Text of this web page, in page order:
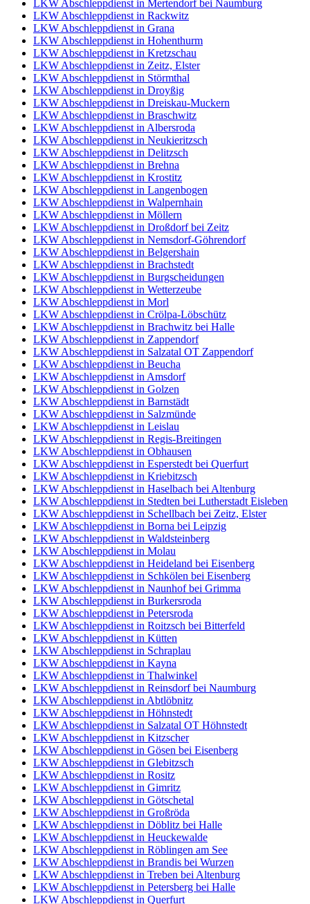
LKW Abschleppdienst in Mertendorf bei Naumburg
LKW Abschleppdienst in Rackwitz
LKW Abschleppdienst in Grana
LKW Abschleppdienst in Hohenthurm
LKW Abschleppdienst in Kretzschau
LKW Abschleppdienst in Zeitz, Elster
LKW Abschleppdienst in Störmthal
LKW Abschleppdienst in Droyßig
LKW Abschleppdienst in Dreiskau-Muckern
LKW Abschleppdienst in Braschwitz
LKW Abschleppdienst in Albersroda
LKW Abschleppdienst in Neukieritzsch
LKW Abschleppdienst in Delitzsch
LKW Abschleppdienst in Brehna
LKW Abschleppdienst in Krostitz
LKW Abschleppdienst in Langenbogen
LKW Abschleppdienst in Walpernhain
LKW Abschleppdienst in Möllern
LKW Abschleppdienst in Droßdorf bei Zeitz
LKW Abschleppdienst in Nemsdorf-Göhrendorf
LKW Abschleppdienst in Belgershain
LKW Abschleppdienst in Brachstedt
LKW Abschleppdienst in Burgscheidungen
LKW Abschleppdienst in Wetterzeube
LKW Abschleppdienst in Morl
LKW Abschleppdienst in Crölpa-Löbschütz
LKW Abschleppdienst in Brachwitz bei Halle
LKW Abschleppdienst in Zappendorf
LKW Abschleppdienst in Salzatal OT Zappendorf
LKW Abschleppdienst in Beucha
LKW Abschleppdienst in Amsdorf
LKW Abschleppdienst in Golzen
LKW Abschleppdienst in Barnstädt
LKW Abschleppdienst in Salzmünde
LKW Abschleppdienst in Leislau
LKW Abschleppdienst in Regis-Breitingen
LKW Abschleppdienst in Obhausen
LKW Abschleppdienst in Esperstedt bei Querfurt
LKW Abschleppdienst in Kriebitzsch
LKW Abschleppdienst in Haselbach bei Altenburg
LKW Abschleppdienst in Stedten bei Lutherstadt Eisleben
LKW Abschleppdienst in Schellbach bei Zeitz, Elster
LKW Abschleppdienst in Borna bei Leipzig
LKW Abschleppdienst in Waldsteinberg
LKW Abschleppdienst in Molau
LKW Abschleppdienst in Heideland bei Eisenberg
LKW Abschleppdienst in Schkölen bei Eisenberg
LKW Abschleppdienst in Naunhof bei Grimma
LKW Abschleppdienst in Burkersroda
LKW Abschleppdienst in Petersroda
LKW Abschleppdienst in Roitzsch bei Bitterfeld
LKW Abschleppdienst in Kütten
LKW Abschleppdienst in Schraplau
LKW Abschleppdienst in Kayna
LKW Abschleppdienst in Thalwinkel
LKW Abschleppdienst in Reinsdorf bei Naumburg
LKW Abschleppdienst in Abtlöbnitz
LKW Abschleppdienst in Höhnstedt
LKW Abschleppdienst in Salzatal OT Höhnstedt
LKW Abschleppdienst in Kitzscher
LKW Abschleppdienst in Gösen bei Eisenberg
LKW Abschleppdienst in Glebitzsch
LKW Abschleppdienst in Rositz
LKW Abschleppdienst in Gimritz
LKW Abschleppdienst in Götschetal
LKW Abschleppdienst in Großröda
LKW Abschleppdienst in Döblitz bei Halle
LKW Abschleppdienst in Heuckewalde
LKW Abschleppdienst in Röblingen am See
LKW Abschleppdienst in Brandis bei Wurzen
LKW Abschleppdienst in Treben bei Altenburg
LKW Abschleppdienst in Petersberg bei Halle
LKW Abschleppdienst in Querfurt